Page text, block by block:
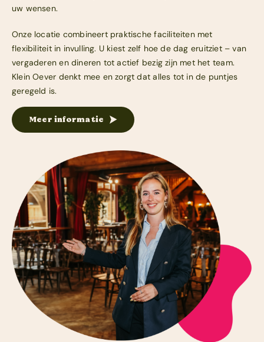
uw wensen.
Onze locatie combineert praktische faciliteiten met
flexibiliteit in invulling. U kiest zelf hoe de dag eruitziet – van
vergaderen en dineren tot actief bezig zijn met het team.
Klein Oever denkt mee en zorgt dat alles tot in de puntjes
geregeld is.
Meer informatie